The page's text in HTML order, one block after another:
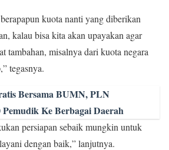
kuota nanti yang diberikan
kalau bisa kita akan upayakan agar
tambahan, misalnya dari kuota negara
tegasnya.
Bersama BUMN, PLN
Ke Berbagai Daerah
persiapan sebaik mungkin untuk
dengan baik,” lanjutnya.